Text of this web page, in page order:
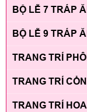
BỘ LỄ 7 TRÁP
BỘ LỄ 9 TRÁP
TRANG TRÍ
TRANG TRÍ
TRANG TRÍ